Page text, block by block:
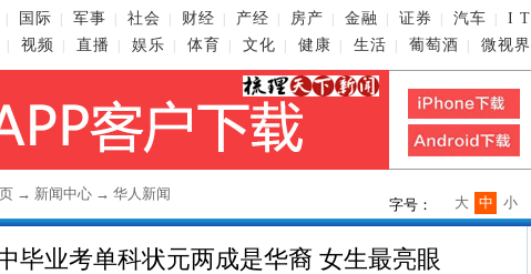
国际 军事 社会 财经 产经 房产 金融 证券 汽车 I T
视频 直播 娱乐 体育 文化 健康 生活 葡萄酒 微视界
→ 新闻中心 → 华人新闻
字号： 小
中
大
毕业考单科状元两成是华裔 女生最亮眼